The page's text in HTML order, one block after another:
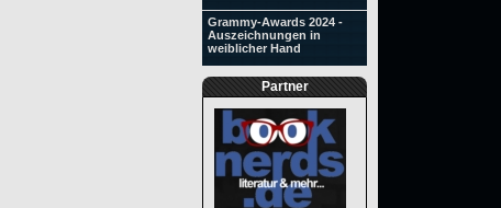
Grammy-Awards 2024 -
Auszeichnungen in
weiblicher Hand
Partner